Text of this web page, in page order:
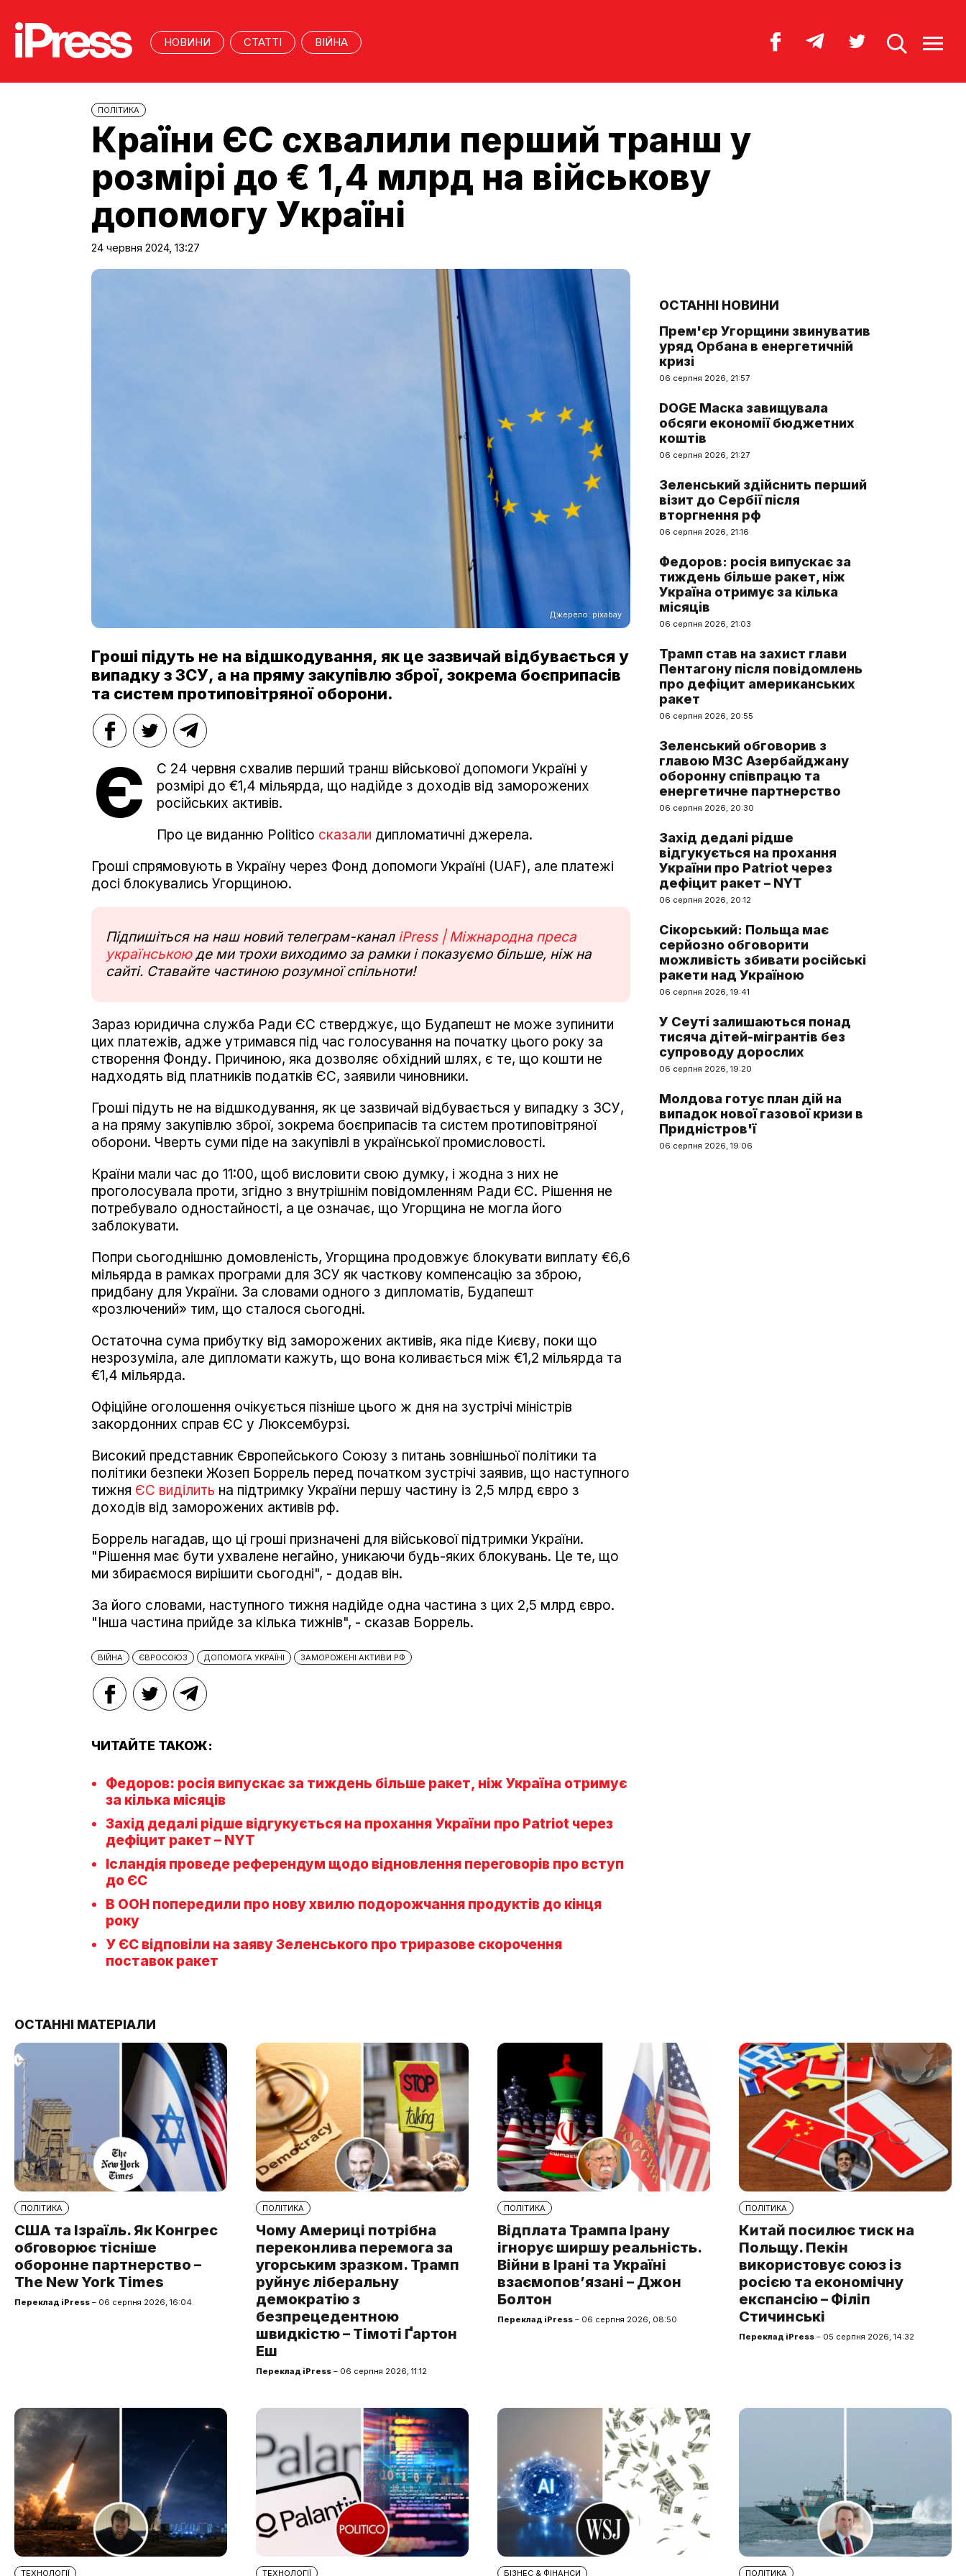
НОВИНИ СТАТТІ ВІЙНА
ПОЛІТИКА
Країни ЄС схвалили перший транш у
розмірі до € 1,4 млрд на військову
допомогу Україні
24 червня 2024, 13:27
Джерело: pixabay
Гроші підуть не на відшкодування, як це зазвичай відбувається у
випадку з ЗСУ, а на пряму закупівлю зброї, зокрема боєприпасів
та систем протиповітряної оборони.
Є
С 24 червня схвалив перший транш військової допомоги Україні у
розмірі до €1,4 мільярда, що надійде з доходів від заморожених
російських активів.
Про це виданню Politico сказали дипломатичні джерела.
Гроші спрямовують в Україну через Фонд допомоги Україні (UAF), але платежі
досі блокувались Угорщиною.
Підпишіться на наш новий телеграм-канал iPress | Міжнародна преса
українськоюде ми трохи виходимо за рамки і показуємо більше, ніж на
сайті. Ставайте частиною розумної спільноти!
Зараз юридична служба Ради ЄС стверджує, що Будапешт не може зупинити
цих платежів, адже утримався під час голосування на початку цього року за
створення Фонду. Причиною, яка дозволяє обхідний шлях, є те, що кошти не
надходять від платників податків ЄС, заявили чиновники.
Гроші підуть не на відшкодування, як це зазвичай відбувається у випадку з ЗСУ,
а на пряму закупівлю зброї, зокрема боєприпасів та систем протиповітряної
оборони. Чверть суми піде на закупівлі в української промисловості.
Країни мали час до 11:00, щоб висловити свою думку, і жодна з них не
проголосувала проти, згідно з внутрішнім повідомленням Ради ЄС. Рішення не
потребувало одностайності, а це означає, що Угорщина не могла його
заблокувати.
Попри сьогоднішню домовленість, Угорщина продовжує блокувати виплату €6,6
мільярда в рамках програми для ЗСУ як часткову компенсацію за зброю,
придбану для України. За словами одного з дипломатів, Будапешт
«розлючений» тим, що сталося сьогодні.
Остаточна сума прибутку від заморожених активів, яка піде Києву, поки що
незрозуміла, але дипломати кажуть, що вона коливається між €1,2 мільярда та
€1,4 мільярда.
Офіційне оголошення очікується пізніше цього ж дня на зустрічі міністрів
закордонних справ ЄС у Люксембурзі.
Високий представник Європейського Союзу з питань зовнішньої політики та
політики безпеки Жозеп Боррель перед початком зустрічі заявив, що наступного
тижня ЄС виділить на підтримку України першу частину із 2,5 млрд євро з
доходів від заморожених активів рф.
Боррель нагадав, що ці гроші призначені для військової підтримки України.
"Рішення має бути ухвалене негайно, уникаючи будь-яких блокувань. Це те, що
ми збираємося вирішити сьогодні", - додав він.
За його словами, наступного тижня надійде одна частина з цих 2,5 млрд євро.
"Інша частина прийде за кілька тижнів", - сказав Боррель.
ВІЙНА ЄВРОСОЮЗ ДОПОМОГА УКРАЇНІ ЗАМОРОЖЕНІ АКТИВИ РФ
ЧИТАЙТЕ ТАКОЖ:
Федоров: росія випускає за тиждень більше ракет, ніж Україна отримує
за кілька місяців
Захід дедалі рідше відгукується на прохання України про Patriot через
дефіцит ракет – NYT
Ісландія проведе референдум щодо відновлення переговорів про вступ
до ЄС
В ООН попередили про нову хвилю подорожчання продуктів до кінця
року
У ЄС відповіли на заяву Зеленського про триразове скорочення
поставок ракет
ОСТАННІ НОВИНИ
Прем'єр Угорщини звинуватив
уряд Орбана в енергетичній
кризі
06 серпня 2026, 21:57
DOGE Маска завищувала
обсяги економії бюджетних
коштів
06 серпня 2026, 21:27
Зеленський здійснить перший
візит до Сербії після
вторгнення рф
06 серпня 2026, 21:16
Федоров: росія випускає за
тиждень більше ракет, ніж
Україна отримує за кілька
місяців
06 серпня 2026, 21:03
Трамп став на захист глави
Пентагону після повідомлень
про дефіцит американських
ракет
06 серпня 2026, 20:55
Зеленський обговорив з
главою МЗС Азербайджану
оборонну співпрацю та
енергетичне партнерство
06 серпня 2026, 20:30
Захід дедалі рідше
відгукується на прохання
України про Patriot через
дефіцит ракет – NYT
06 серпня 2026, 20:12
Сікорський: Польща має
серйозно обговорити
можливість збивати російські
ракети над Україною
06 серпня 2026, 19:41
У Сеуті залишаються понад
тисяча дітей-мігрантів без
супроводу дорослих
06 серпня 2026, 19:20
Молдова готує план дій на
випадок нової газової кризи в
Придністров'ї
06 серпня 2026, 19:06
ОСТАННІ МАТЕРІАЛИ
ПОЛІТИКА
США та Ізраїль. Як Конгрес
обговорює тісніше
оборонне партнерство –
The New York Times
Переклад iPress – 06 серпня 2026, 16:04
ПОЛІТИКА
Чому Америці потрібна
переконлива перемога за
угорським зразком. Трамп
руйнує ліберальну
демократію з
безпрецедентною
швидкістю – Тімоті Ґартон
Еш
Переклад iPress – 06 серпня 2026, 11:12
ПОЛІТИКА
Відплата Трампа Ірану
ігнорує ширшу реальність.
Війни в Ірані та Україні
взаємопов’язані – Джон
Болтон
Переклад iPress – 06 серпня 2026, 08:50
ПОЛІТИКА
Китай посилює тиск на
Польщу. Пекін
використовує союз із
росією та економічну
експансію – Філіп
Стичинські
Переклад iPress – 05 серпня 2026, 14:32
ТЕХНОЛОГІЇ ТЕХНОЛОГІЇ БІЗНЕС & ФІНАНСИ ПОЛІТИКА